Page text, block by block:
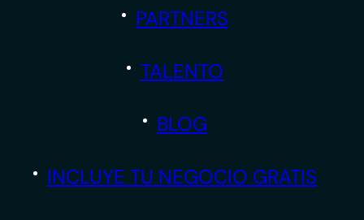
PARTNERS
TALENTO
BLOG
INCLUYE TU NEGOCIO GRATIS